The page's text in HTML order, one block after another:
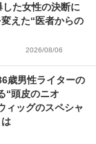
た女性の決断に
えた“医者からの
2026/08/06
歳男性ライターの
“頭皮のニオ
ィッグのスペシャ